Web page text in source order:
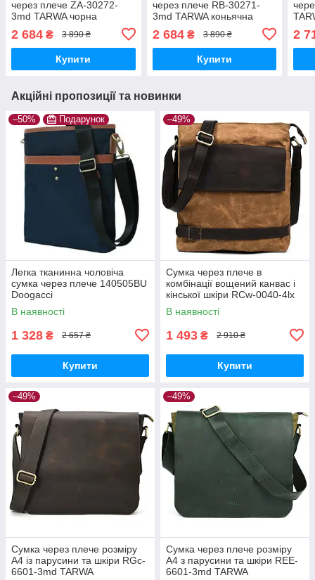
через плече ZA-30272-
3md TARWA чорна
2 684 ₴ 3 890 ₴
Купити
через плече RB-30271-
3md TARWA коньячна
2 684₴ 3 890 ₴
Купити
2
Акційні пропозиції та новинки
–50% Подарунок
Легка тканинна чоловіча
сумка через плече 140505BU
Doogacci
В наявності
1 328 ₴ 2 657 ₴
Купити
–49%
Сумка через плече в
комбінації вощений канвас і
кінської шкіри RCw-0040-4lx
TARWA
В наявності
1 493 ₴ 2 910 ₴
Купити
–49%
Сумка через плече розміру
А4 із парусини та шкіри RGc-
6601-3md TARWA
–49%
Сумка через плече розміру
А4 з парусини та шкіри REE-
6601-3md TARWA